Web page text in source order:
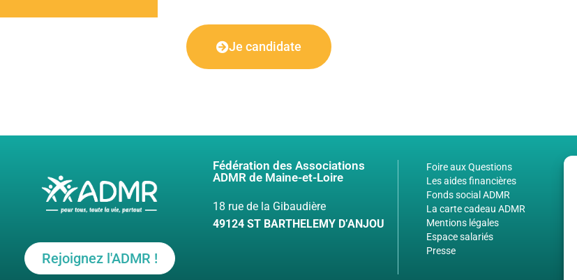
Je candidate
Rejoignez l'ADMR !
Fédération des Associations
ADMR de Maine-et-Loire
18 rue de la Gibaudière
49124 ST BARTHELEMY D’ANJOU
Foire aux Questions
Les aides financières
Fonds social ADMR
La carte cadeau ADMR
Mentions légales
Espace salariés
Presse